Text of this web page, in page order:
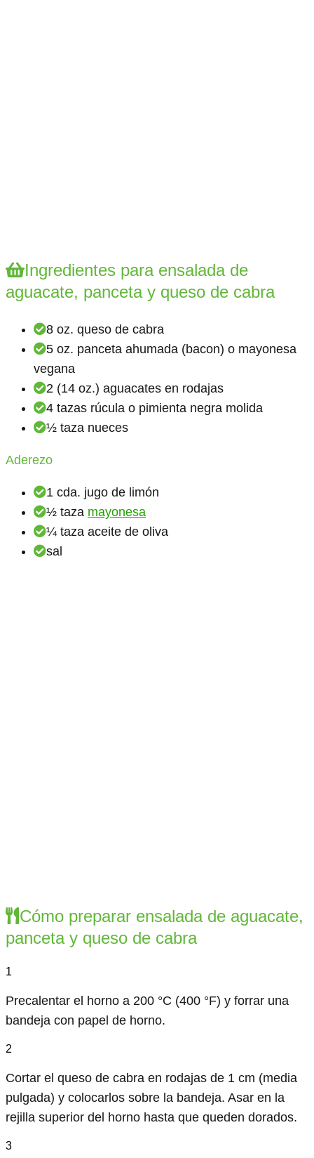
Ingredientes para ensalada de
aguacate, panceta y queso de cabra
8 oz. queso de cabra
5 oz. panceta ahumada (bacon) o mayonesa
vegana
2 (14 oz.) aguacates en rodajas
4 tazas rúcula o pimienta negra molida
½ taza nueces
Aderezo
1 cda. jugo de limón
½ taza mayonesa
¼ taza aceite de oliva
sal
Cómo preparar ensalada de aguacate,
panceta y queso de cabra
1
Precalentar el horno a 200 °C (400 °F) y forrar una
bandeja con papel de horno.
2
Cortar el queso de cabra en rodajas de 1 cm (media
pulgada) y colocarlos sobre la bandeja. Asar en la
rejilla superior del horno hasta que queden dorados.
3